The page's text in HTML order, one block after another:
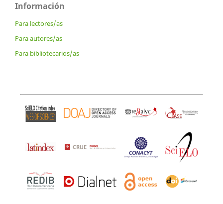
Información
Para lectores/as
Para autores/as
Para bibliotecarios/as